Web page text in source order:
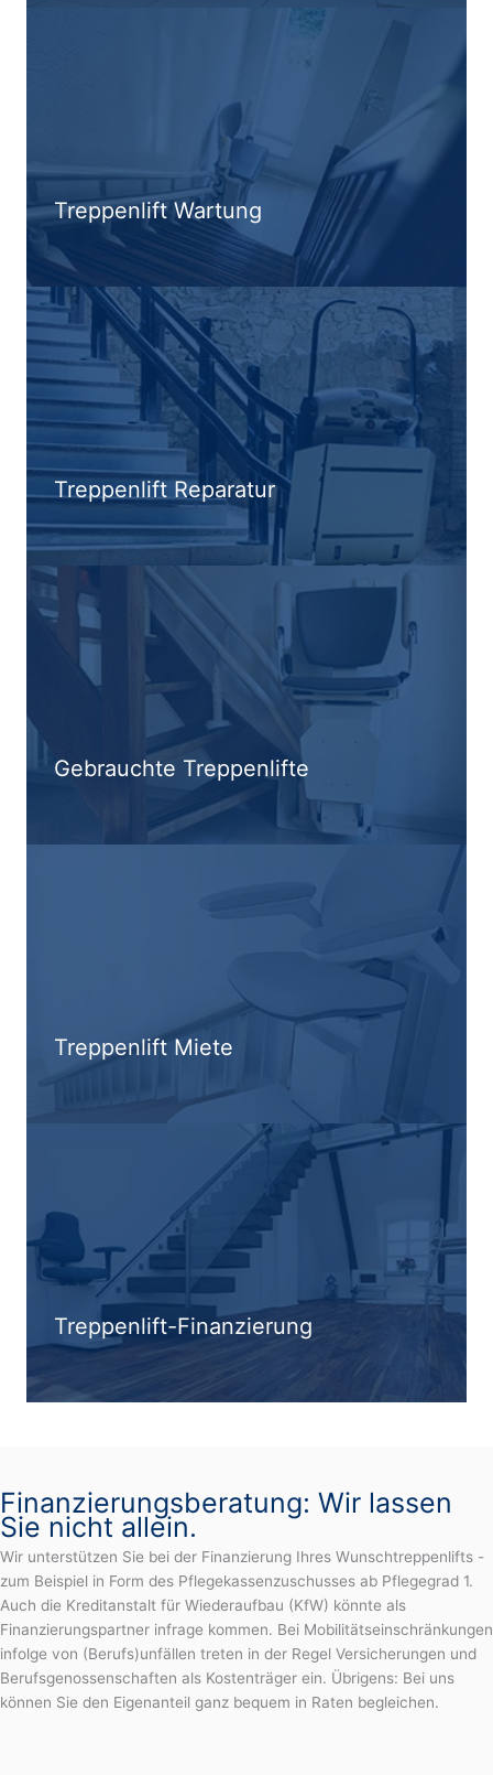
Treppenlift Wartung
Treppenlift Reparatur
Gebrauchte Treppenlifte
Treppenlift Miete
Treppenlift-Finanzierung
Finanzierungsberatung: Wir lassen
Sie nicht allein.
Wir unterstützen Sie bei der Finanzierung Ihres Wunschtreppenlifts -
zum Beispiel in Form des Pflegekassenzuschusses ab Pflegegrad 1.
Auch die Kreditanstalt für Wiederaufbau (KfW) könnte als
Finanzierungspartner infrage kommen. Bei Mobilitätseinschränkungen
infolge von (Berufs)unfällen treten in der Regel Versicherungen und
Berufsgenossenschaften als Kostenträger ein. Übrigens: Bei uns
können Sie den Eigenanteil ganz bequem in Raten begleichen.